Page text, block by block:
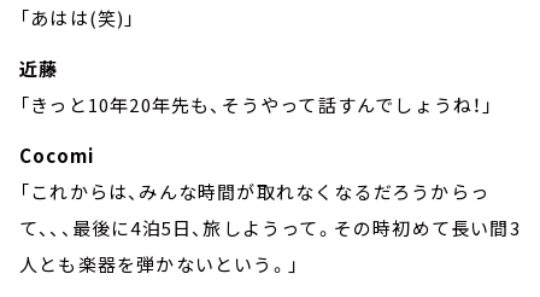
「あはは(笑)」
近藤
「きっと10年20年先も、そうやって話すんでしょうね！」
Cocomi
「これからは、みんな時間が取れなくなるだろうからっ
て、、、最後に4泊5日、旅しようって。その時初めて長い間3
人とも楽器を弾かないという。」